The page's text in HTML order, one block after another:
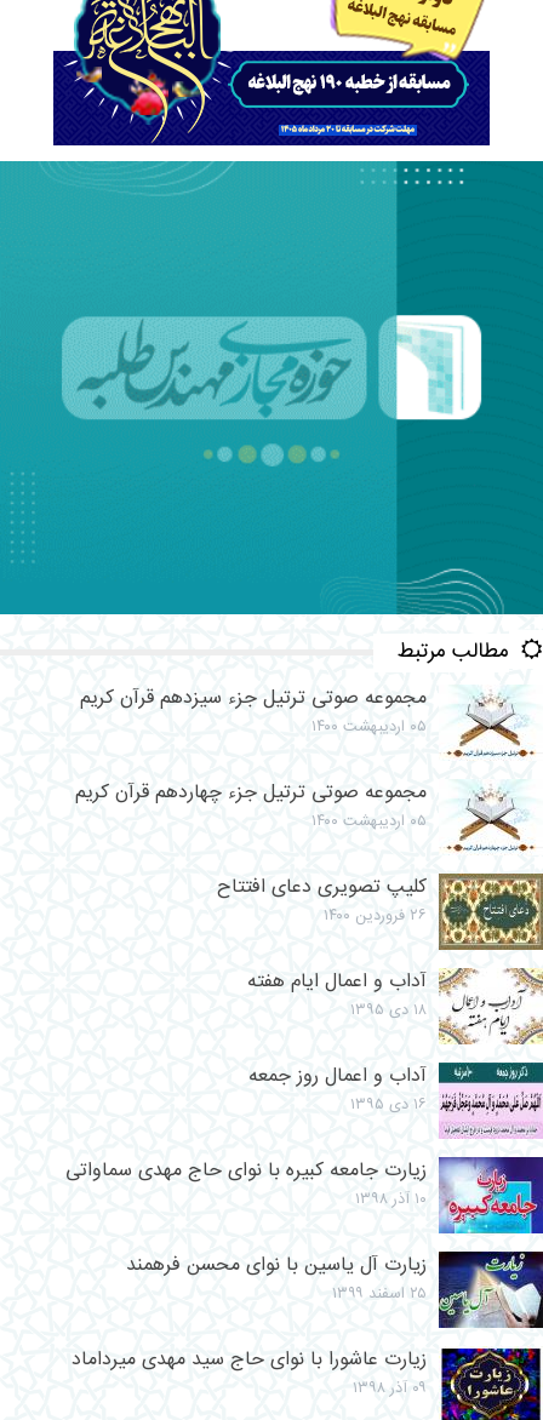
مطالب مرتبط
مجموعه صوتی ترتیل جزء سیزدهم قرآن کریم
۰۵ اردیبهشت ۱۴۰۰
مجموعه صوتی ترتیل جزء چهاردهم قرآن کریم
۰۵ اردیبهشت ۱۴۰۰
کلیپ تصویری دعای افتتاح
۲۶ فروردین ۱۴۰۰
آداب و اعمال ایام هفته
۱۸ دی ۱۳۹۵
آداب و اعمال روز جمعه
۱۶ دی ۱۳۹۵
زیارت جامعه کبیره با نوای حاج مهدی سماواتی
۱۰ آذر ۱۳۹۸
زيارت آل ياسين با نوای محسن فرهمند
۲۵ اسفند ۱۳۹۹
زیارت عاشورا با نوای حاج سید مهدی میرداماد
۰۹ آذر ۱۳۹۸